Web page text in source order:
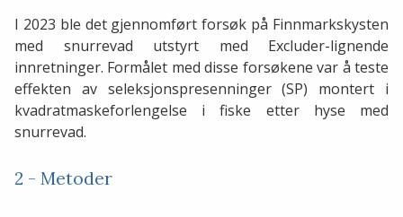
I 2023 ble det gjennomført forsøk på Finnmarkskysten
med snurrevad utstyrt med Excluder-lignende
innretninger. Formålet med disse forsøkene var å teste
effekten av seleksjonspresenninger (SP) montert i
kvadratmaskeforlengelse i fiske etter hyse med
snurrevad.
2 - Metoder